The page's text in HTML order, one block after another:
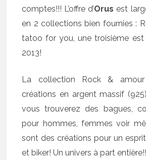
comptes!!! L’offre d’Orus est
en 2 collections bien fournies :
tatoo for you, une troisième est
2013!
La collection Rock &
créations en argent massif
vous trouverez des bagues,
pour hommes, femmes voir
sont des créations pour un
et biker! Un univers à part